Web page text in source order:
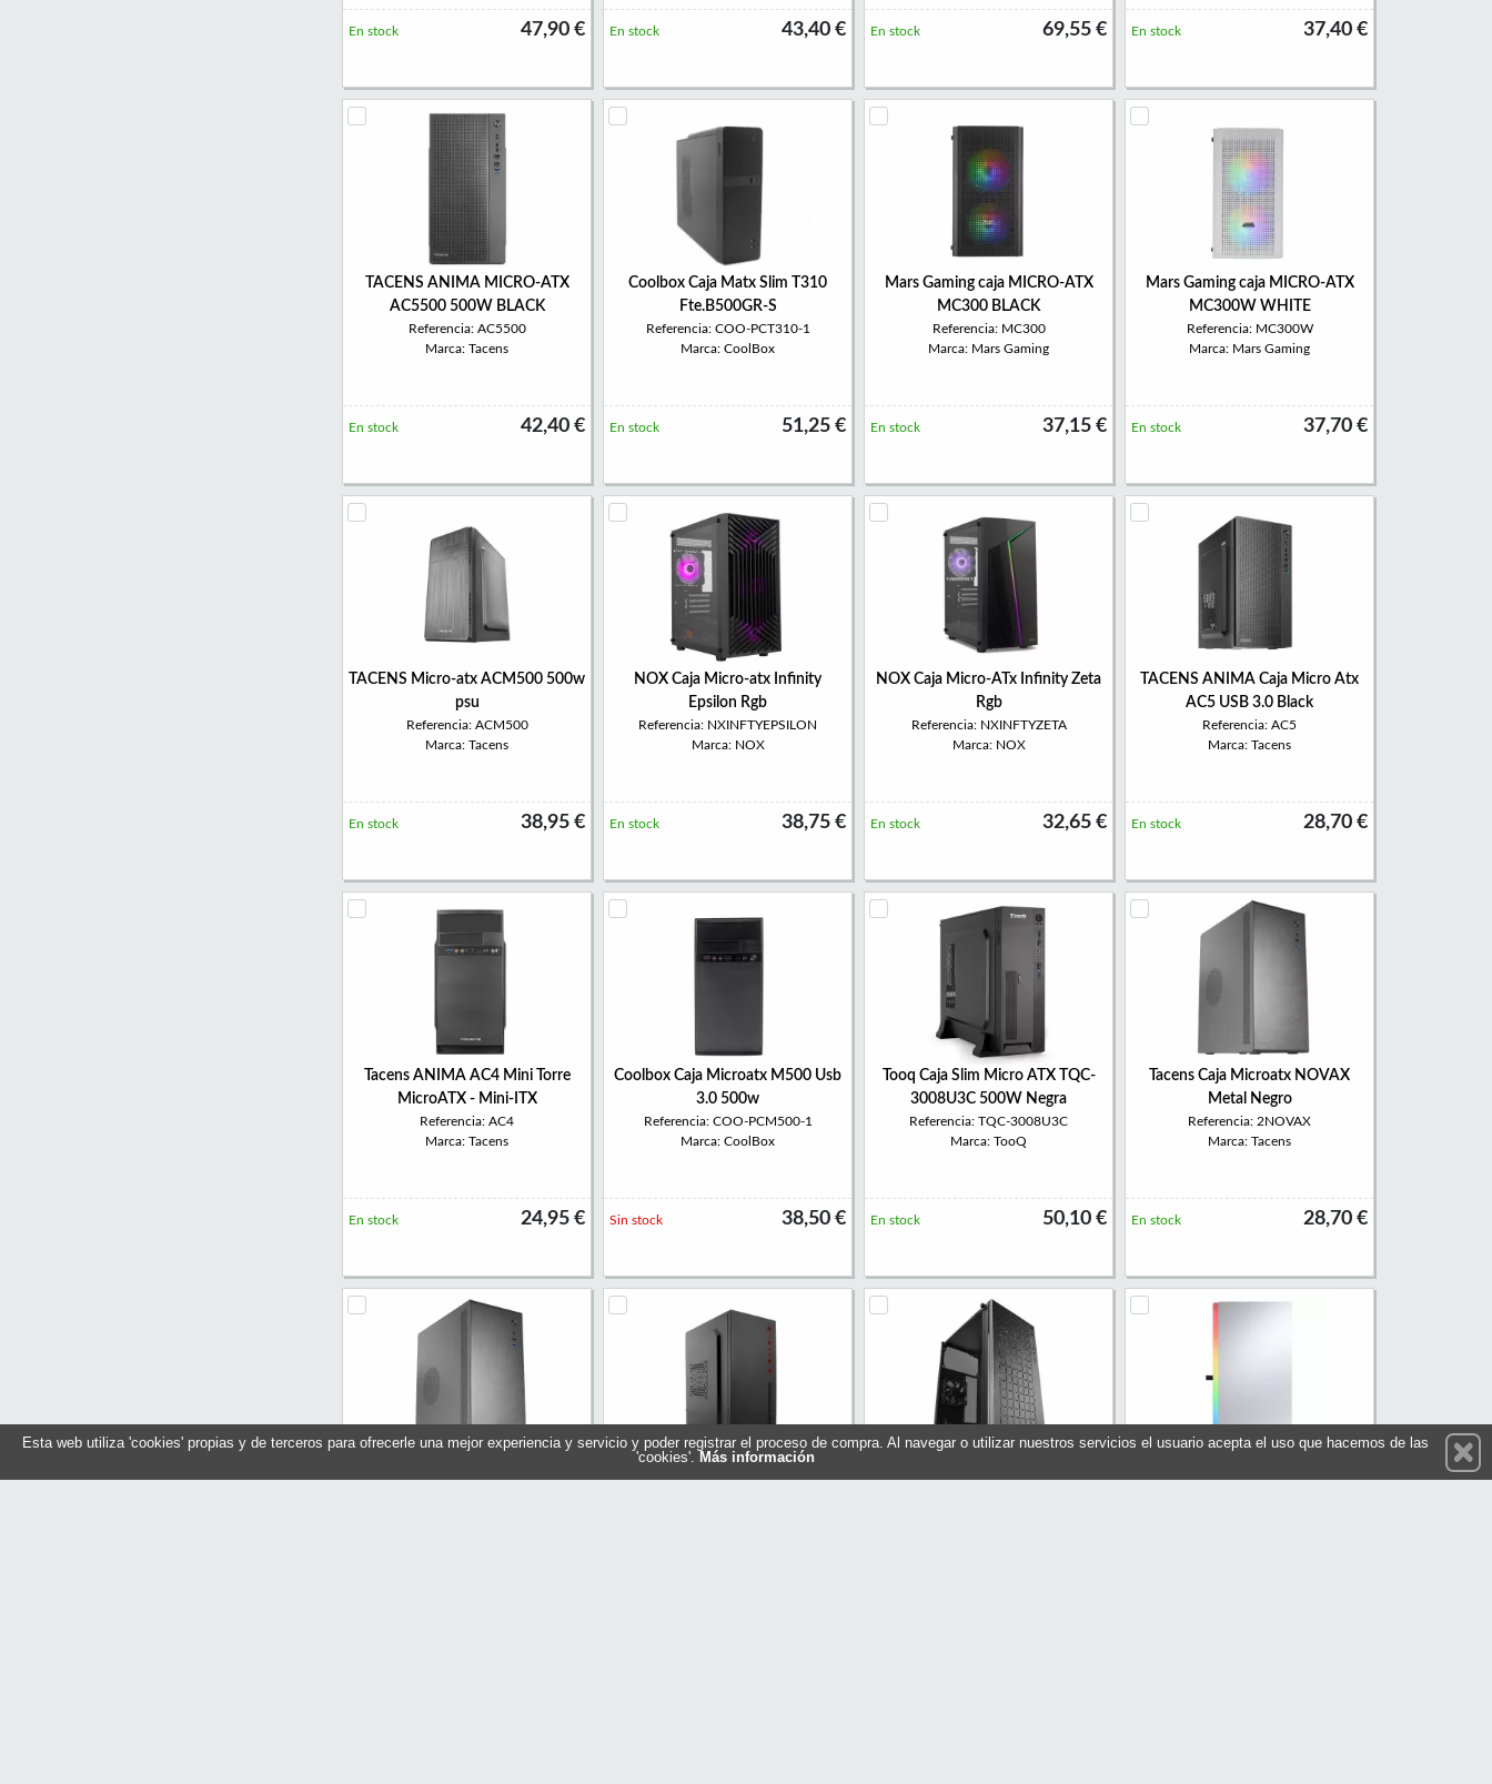
47,90 €
En stock 43,40 €
En stock 69,55 €
En stock 37,40 €
En stock
TACENS ANIMA MICRO-ATX
AC5500 500W BLACK
Referencia: AC5500
Marca: Tacens
42,40 €
En stock
Coolbox Caja Matx Slim T310
Fte.B500GR-S
Referencia: COO-PCT310-1
Marca: CoolBox
51,25 €
En stock
Mars Gaming caja MICRO-ATX
MC300 BLACK
Referencia: MC300
Marca: Mars Gaming
37,15 €
En stock
Mars Gaming caja MICRO-ATX
MC300W WHITE
Referencia: MC300W
Marca: Mars Gaming
37,70 €
En stock
TACENS Micro-atx ACM500 500w
psu
Referencia: ACM500
Marca: Tacens
38,95 €
En stock
NOX Caja Micro-atx Infinity
Epsilon Rgb
Referencia: NXINFTYEPSILON
Marca: NOX
38,75 €
En stock
NOX Caja Micro-ATx Infinity Zeta
Rgb
Referencia: NXINFTYZETA
Marca: NOX
32,65 €
En stock
TACENS ANIMA Caja Micro Atx
AC5 USB 3.0 Black
Referencia: AC5
Marca: Tacens
28,70 €
En stock
Tacens ANIMA AC4 Mini Torre
MicroATX - Mini-ITX
Referencia: AC4
Marca: Tacens
24,95 €
En stock
Coolbox Caja Microatx M500 Usb
3.0 500w
Referencia: COO-PCM500-1
Marca: CoolBox
38,50 €
Sin stock
Tooq Caja Slim Micro ATX TQC-
3008U3C 500W Negra
Referencia: TQC-3008U3C
Marca: TooQ
50,10 €
En stock
Tacens Caja Microatx NOVAX
Metal Negro
Referencia: 2NOVAX
Marca: Tacens
28,70 €
En stock
Esta web utiliza 'cookies' propias y de terceros para ofrecerle una mejor experiencia y servicio y poder registrar el proceso de compra. Al navegar o utilizar nuestros servicios el usuario acepta el uso que hacemos de las
'cookies'. Más información